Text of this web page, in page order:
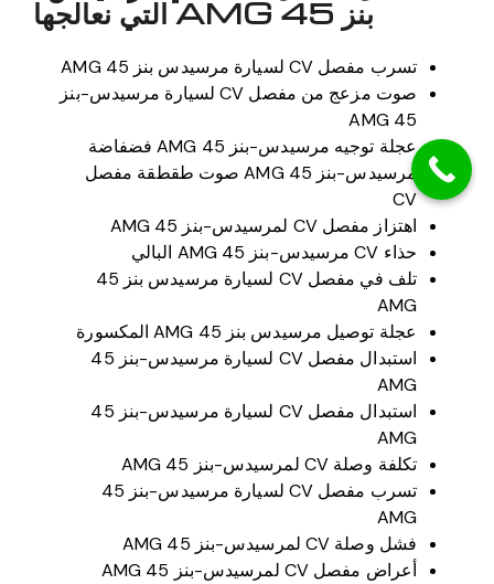
بنز 45 AMG التي نعالجها
تسرب مفصل CV لسيارة مرسيدس بنز 45 AMG
صوت مزعج من مفصل CV لسيارة مرسيدس-بنز
45 AMG
عجلة توجيه مرسيدس-بنز 45 AMG فضفاضة
مرسيدس-بنز 45 AMG صوت طقطقة مفصل
CV
اهتزاز مفصل CV لمرسيدس-بنز 45 AMG
حذاء CV مرسيدس-بنز 45 AMG البالي
تلف في مفصل CV لسيارة مرسيدس بنز 45
AMG
عجلة توصيل مرسيدس بنز 45 AMG المكسورة
استبدال مفصل CV لسيارة مرسيدس-بنز 45
AMG
استبدال مفصل CV لسيارة مرسيدس-بنز 45
AMG
تكلفة وصلة CV لمرسيدس-بنز 45 AMG
تسرب مفصل CV لسيارة مرسيدس-بنز 45
AMG
فشل وصلة CV لمرسيدس-بنز 45 AMG
أعراض مفصل CV لمرسيدس-بنز 45 AMG